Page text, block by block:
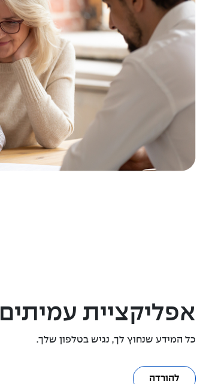
אפליקציית עמיתים
כל המידע שנחוץ לך, נגיש בטלפון שלך.
להורדה